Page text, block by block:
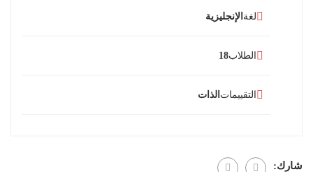
لغة الإنجليزية
الطلاب18
التقييمات الذات
شارك: